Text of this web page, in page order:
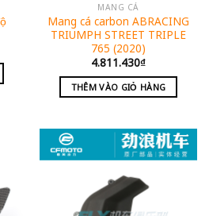
MANG CÁ
Mang cá carbon ABRACING
TRIUMPH STREET TRIPLE
765 (2020)
4.811.430₫
THÊM VÀO GIỎ HÀNG